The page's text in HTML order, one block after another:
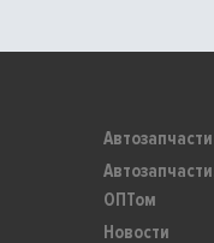
Автозапчасти
ОПТом
Новости